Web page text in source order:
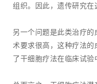
组织。因此，遗传研究在
另一个问题是此类治疗
术要求很高，这种疗法的
了干细胞疗法在临床试验